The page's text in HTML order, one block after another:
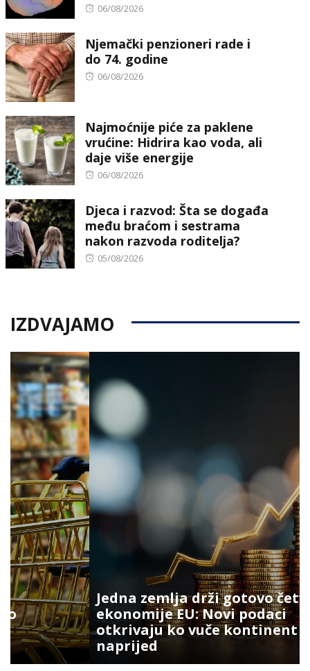
Posted
06/08/2026
Njemački penzioneri rade i
do 74. godine
Posted
06/08/2026
Najmoćnije piće za paklene
vrućine: Hidrira kao voda, ali
daje više energije
Posted
06/08/2026
Djeca i razvod: Šta se događa
među braćom i sestrama
nakon razvoda roditelja?
Posted
05/08/2026
IZDVAJAMO
Jedna zemlja drži gotovo četvrtinu
ekonomije EU: Novi podaci
otkrivaju ko vuče kontinent
naprijed